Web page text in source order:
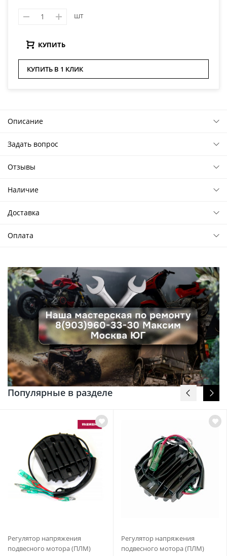
шт
КУПИТЬ
КУПИТЬ В 1 КЛИК
Описание
Задать вопрос
Отзывы
Наличие
Доставка
Оплата
Популярные в разделе
Регулятор напряжения
подвесного мотора (ПЛМ)
Регулятор напряжения
подвесного мотора (ПЛМ)